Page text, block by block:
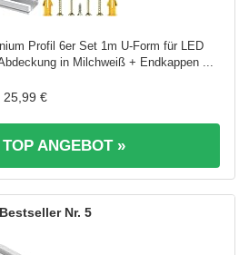
Profil 6er Set 1m U-Form für LED
in Milchweiß + Endkappen ...
25,99 €
ANGEBOT »
5